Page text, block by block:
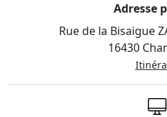
Adresse
Rue de la Bisaigue
16430